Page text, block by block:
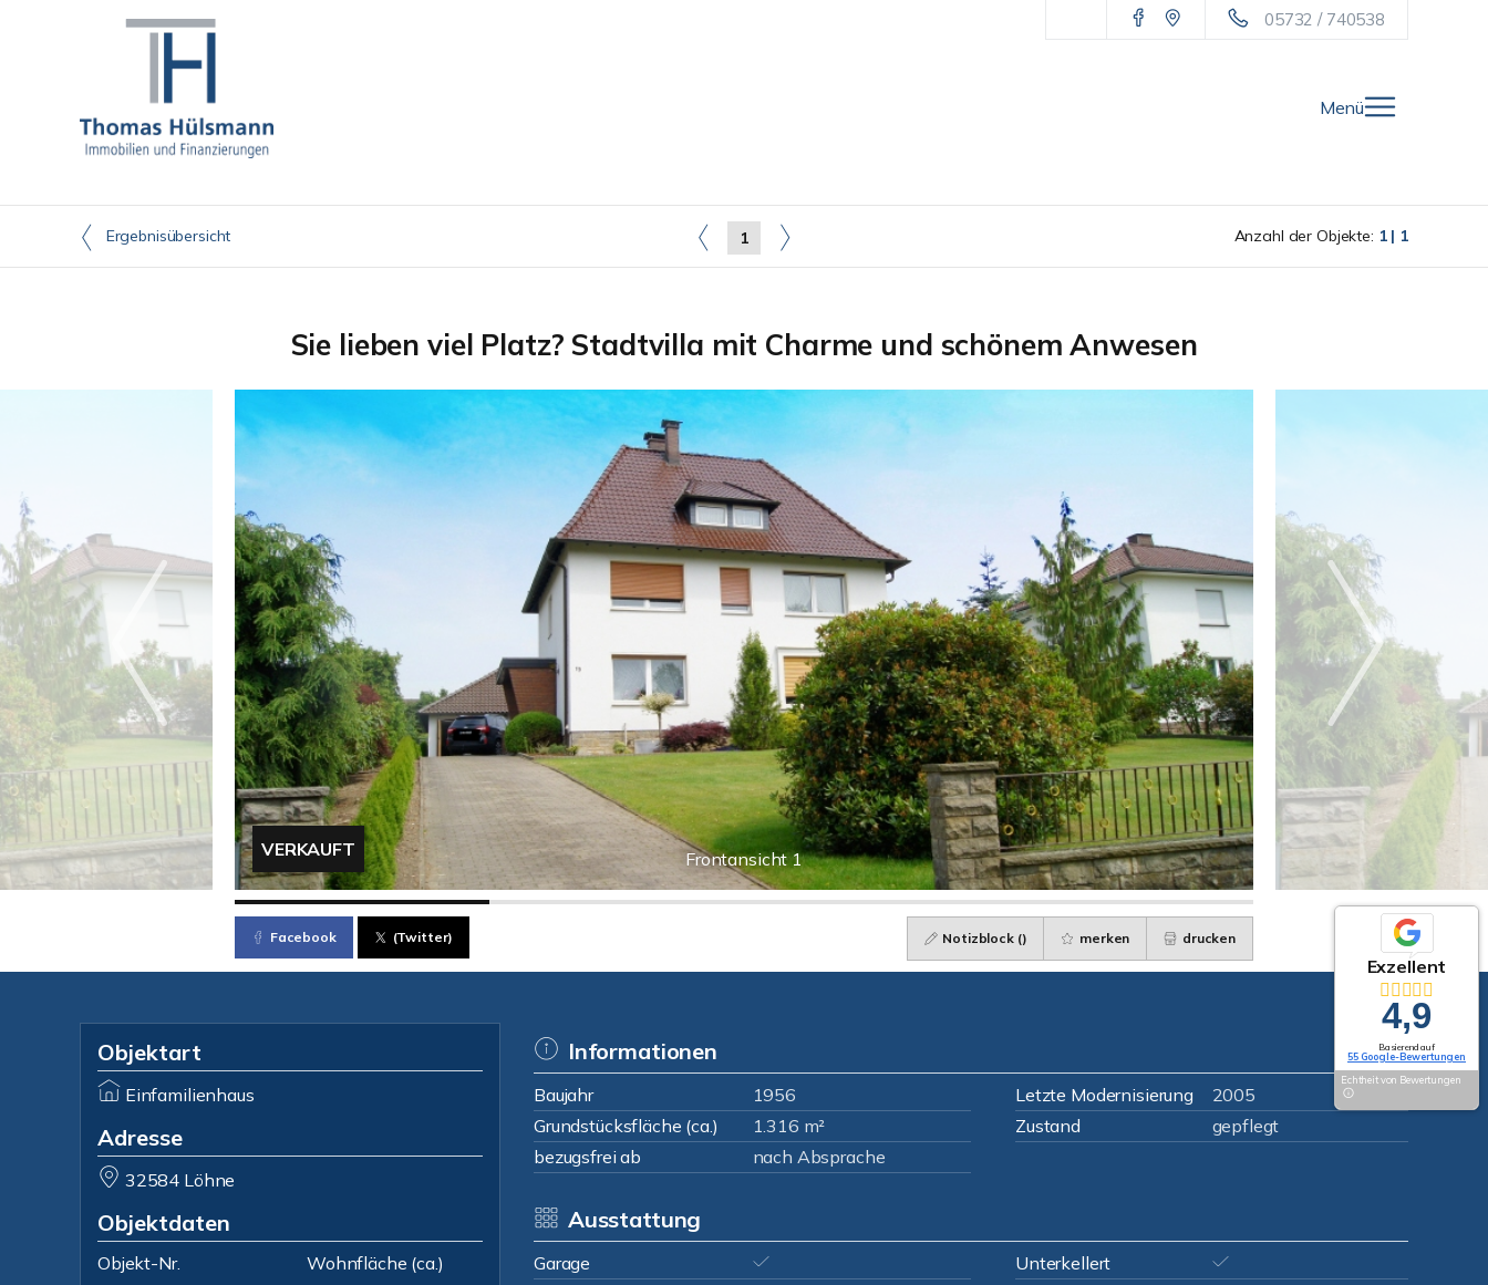
05732 / 740538
Menü
Ergebnisübersicht 1 Anzahl der Objekte: 1 | 1
Sie lieben viel Platz? Stadtvilla mit Charme und schönem Anwesen
Frontansicht 1
VERKAUFT
Facebook (Twitter) Notizblock () merken drucken
Objektart
Einfamilienhaus
Adresse
32584 Löhne
Objektdaten
Objekt-Nr.
Wohnfläche (ca.)
Informationen
Baujahr 1956 Letzte Modernisierung
2005
Grundstücksfläche (ca.)
1.316 m² Zustand
gepflegt
bezugsfrei ab
nach Absprache
Ausstattung
Garage
Unterkellert
Exzellent
4,9
Basierend auf
55 Google-Bewertungen
Echtheit von Bewertungen